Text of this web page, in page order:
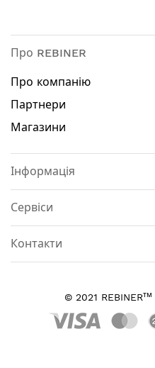
Про REBINER
Про компанію
Партнери
Магазини
Інформація
Сервіси
Контакти
© 2021 REBINERтм